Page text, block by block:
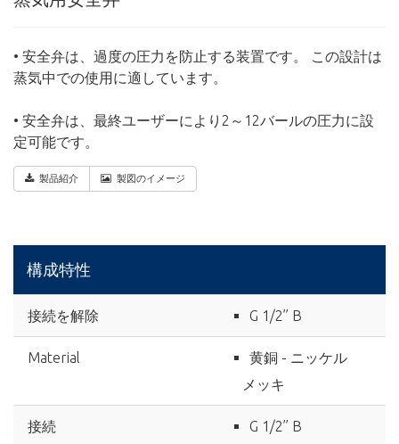
• 安全弁は、過度の圧力を防止する装置です。 この設計は
蒸気中での使用に適しています。
• 安全弁は、最終ユーザーにより2～12バールの圧力に設
定可能です。
製品紹介 製図のイメージ
構成特性
接続を解除 G 1/2’’ B
Material
黄銅 - ニッケル
メッキ
接続
G 1/2’’ B